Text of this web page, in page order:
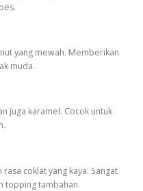
yang mewah. Memberikan
muda.
juga karamel. Cocok untuk
coklat yang kaya. Sangat
topping tambahan.